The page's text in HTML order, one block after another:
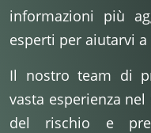
informazioni più
esperti per aiutarvi
Il nostro team di
vasta esperienza
del rischio e